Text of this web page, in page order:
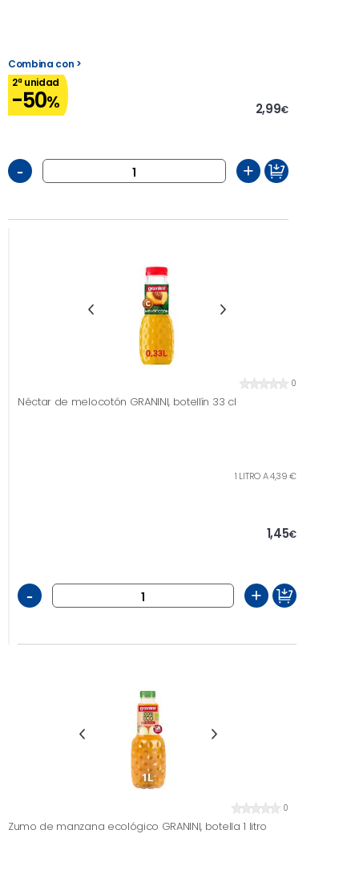
Combina con >
2ª unidad
-50% 2,99€
- +
0
Néctar de melocotón GRANINI, botellín 33 cl
1 LITRO A 4,39 €
1,45€
- +
0
Zumo de manzana ecológico GRANINI, botella 1 litro